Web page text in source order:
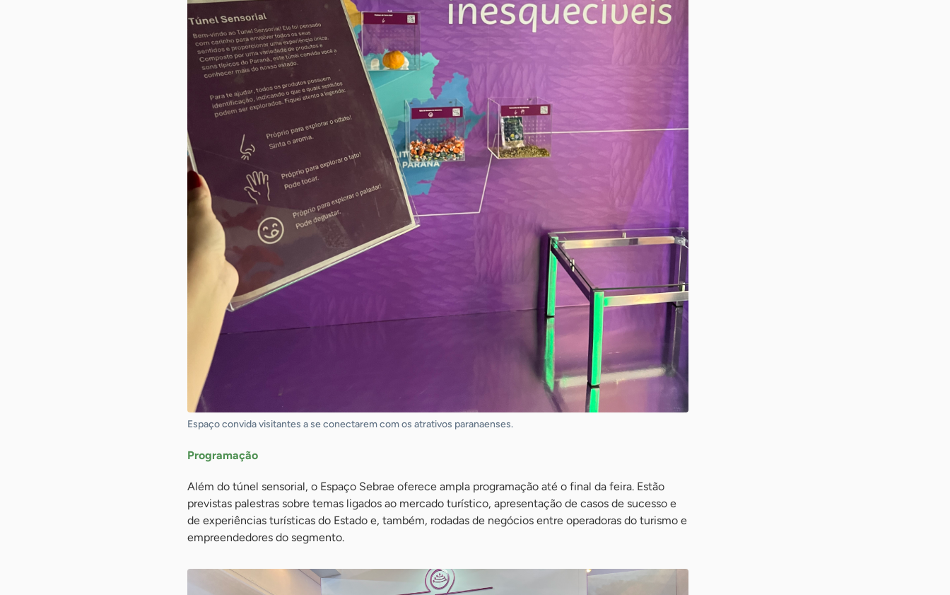
Espaço convida visitantes a se conectarem com os atrativos paranaenses.
Programação
Além do túnel sensorial, o Espaço Sebrae oferece ampla programação até o final da feira. Estão
previstas palestras sobre temas ligados ao mercado turístico, apresentação de casos de sucesso e
de experiências turísticas do Estado e, também, rodadas de negócios entre operadoras do turismo e
empreendedores do segmento.